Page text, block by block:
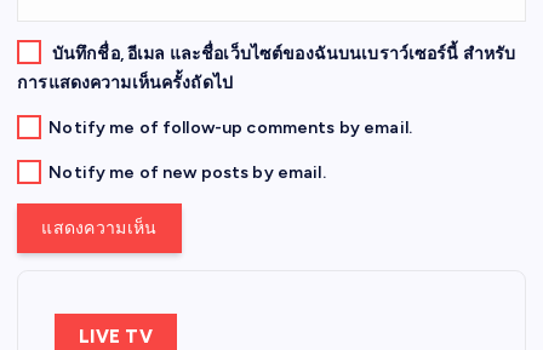
บันทึกชื่อ, อีเมล และชื่อเว็บไซต์ของฉันบนเบราว์เซอร์นี้ สำหรับ
การแสดงความเห็นครั้งถัดไป
Notify me of follow-up comments by email.
Notify me of new posts by email.
LIVE TV